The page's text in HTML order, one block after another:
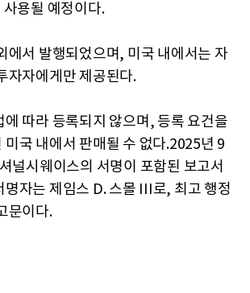
용될 예정이다.
에서 발행되었으며, 미국 내에서는 자
자자에게만 제공된다.
에 따라 등록되지 않으며, 등록 요건을
미국 내에서 판매될 수 없다.2025년 9
널시웨이스의 서명이 포함된 보고서
명자는 제임스 D. 스몰 III로, 최고 행정
문이다.